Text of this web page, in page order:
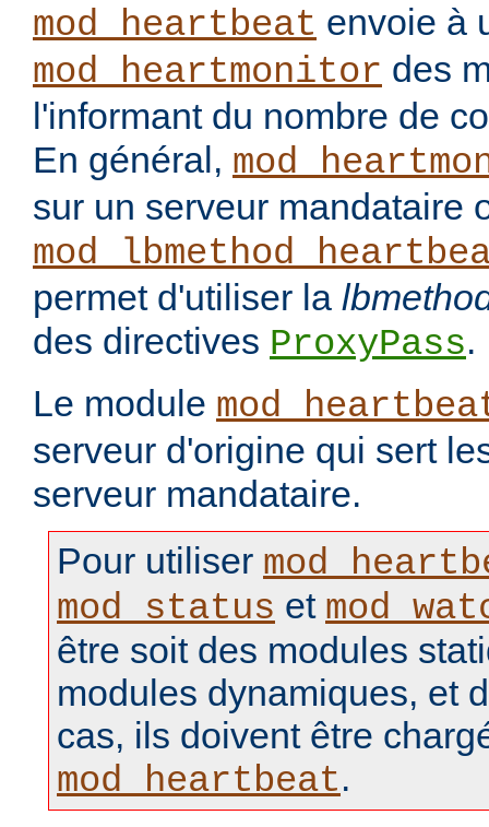
mod_heartbeat envoie à
mod_heartmonitor des
l'informant du nombre de
En général,
sur un serveur mandataire
permet d'utiliser la
des directives ProxyPass.
Le module
serveur d'origine qui sert
serveur mandataire.
Pour utiliser
mod_status et
être soit des modules
modules dynamiques, et
cas, ils doivent être
mod_heartbeat.